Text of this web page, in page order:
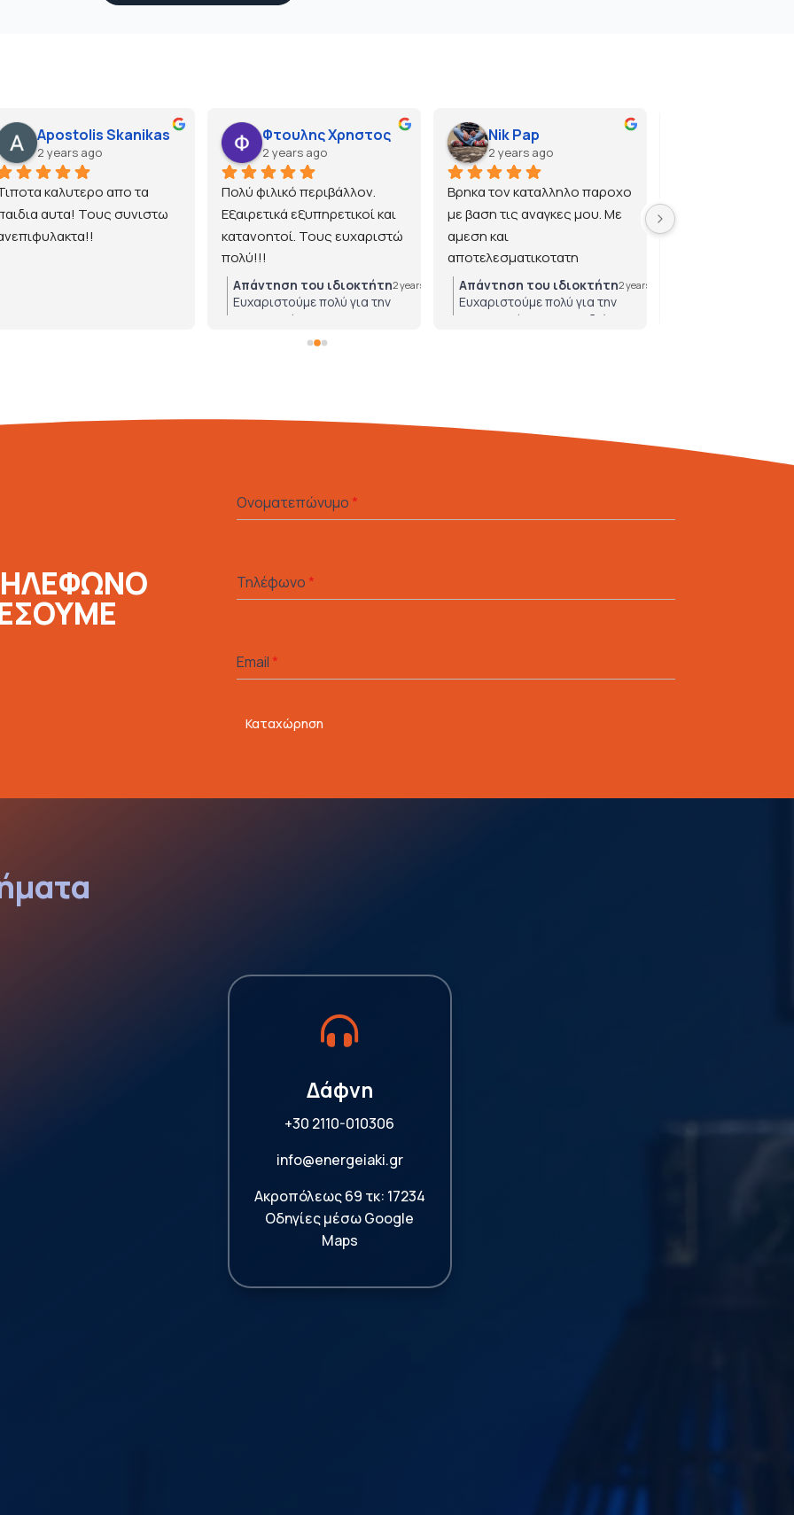
Apostolis Skanikas
2 years ago
καλυτερο απο τα
αυτα! Τους συνιστω
Φτουλης Χρηστος
2 years ago
Πολύ φιλικό περιβάλλον.
Εξαιρετικά εξυπηρετικοί και
κατανοητοί. Τους ευχαριστώ
πολύ!!!
Απάντηση του ιδιοκτήτη2 years ago
Ευχαριστούμε πολύ για την
εμπιστοσύνη!
Nik Pap
2 years ago
Βρηκα τον καταλληλο παροχο
με βαση τις αναγκες μου. Με
αμεση και
αποτελεσματικοτατη
εξυπηρετηση.
Απάντηση του ιδιοκτήτη2 years ago
Ευχαριστούμε πολύ για την
εμπιστοσύνη που μας δείχνετε!
Ονοματεπώνυμο *
Τηλέφωνο *
Email *
Καταχώρηση

Δάφνη
+30 2110-010306
info@energeiaki.gr
Ακροπόλεως 69 τκ: 17234
Οδηγίες μέσω Google
Maps